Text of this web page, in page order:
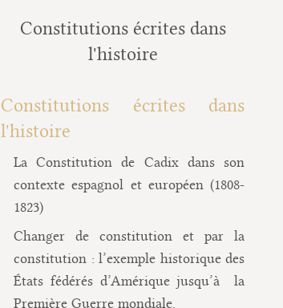
Constitutions écrites dans
l'histoire
Constitutions écrites dans
l'histoire
La Constitution de Cadix dans son
contexte espagnol et européen (1808-
1823)
Changer de constitution et par la
constitution : l’exemple historique des
États fédérés d’Amérique jusqu’à la
Première Guerre mondiale.